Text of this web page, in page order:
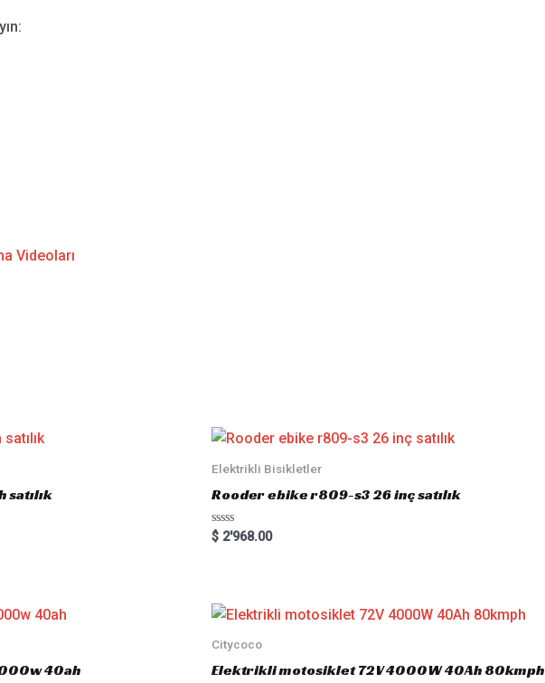
Videoları
Elektrikli Bisikletler
Rooder ebike r809-s3 26 inç satılık
R
a
o
u
o
f
5
$ 2'968.00
40ah
Citycoco
Elektrikli motosiklet 72V 4000W 40Ah 80kmph